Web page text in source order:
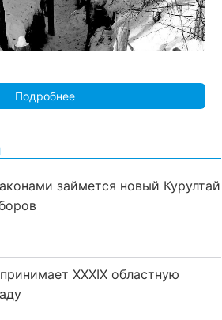
Подробнее
займется новый Курултай
XXXIX областную